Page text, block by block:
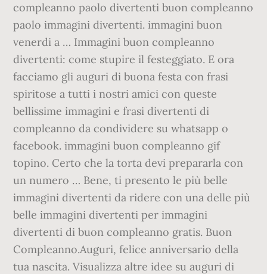
compleanno paolo divertenti buon compleanno
paolo immagini divertenti. immagini buon
venerdi a … Immagini buon compleanno
divertenti: come stupire il festeggiato. E ora
facciamo gli auguri di buona festa con frasi
spiritose a tutti i nostri amici con queste
bellissime immagini e frasi divertenti di
compleanno da condividere su whatsapp o
facebook. immagini buon compleanno gif
topino. Certo che la torta devi prepararla con
un numero … Bene, ti presento le più belle
immagini divertenti da ridere con una delle più
belle immagini divertenti per immagini
divertenti di buon compleanno gratis. Buon
Compleanno.Auguri, felice anniversario della
tua nascita. Visualizza altre idee su auguri di